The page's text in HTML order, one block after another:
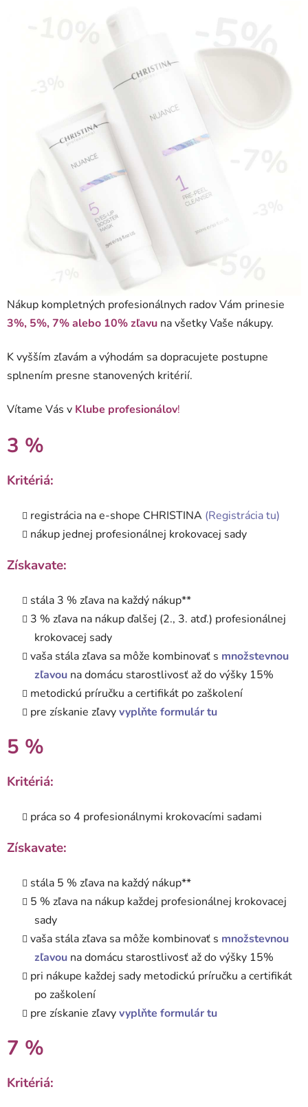
Nákup kompletných profesionálnych radov Vám prinesie
3%, 5%, 7% alebo 10% zľavu na všetky Vaše nákupy.
K vyšším zľavám a výhodám sa dopracujete postupne
splnením presne stanovených kritérií.
Vítame Vás v Klube profesionálov!
3 %
Kritériá:
registrácia na e-shope CHRISTINA (Registrácia tu)
nákup jednej profesionálnej krokovacej sady
Získavate:
stála 3 % zľava na každý nákup**
3 % zľava na nákup ďalšej (2., 3. atď.) profesionálnej
krokovacej sady
vaša stála zľava sa môže kombinovať s množstevnou
zľavou na domácu starostlivosť až do výšky 15%
metodickú príručku a certifikát po zaškolení
pre získanie zľavyvyplňte formulár tu
5 %
Kritériá:
práca so 4 profesionálnymi krokovacími sadami
Získavate:
stála 5 % zľava na každý nákup**
5 % zľava na nákup každej profesionálnej krokovacej
sady
vaša stála zľava sa môže kombinovať s množstevnou
zľavou na domácu starostlivosť až do výšky 15%
pri nákupe každej sady metodickú príručku a certifikát
po zaškolení
pre získanie zľavyvyplňte formulár tu
7 %
Kritériá: